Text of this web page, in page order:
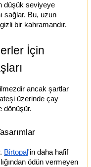
düşük seviyeye
sağlar. Bu, uzun
bir kahramandır.
İçin
ancak şartlar
üzerinde çay
dönüşür.
Birtopal'in daha hafif
ödün vermeyen